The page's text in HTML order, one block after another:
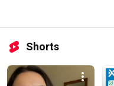
Shorts